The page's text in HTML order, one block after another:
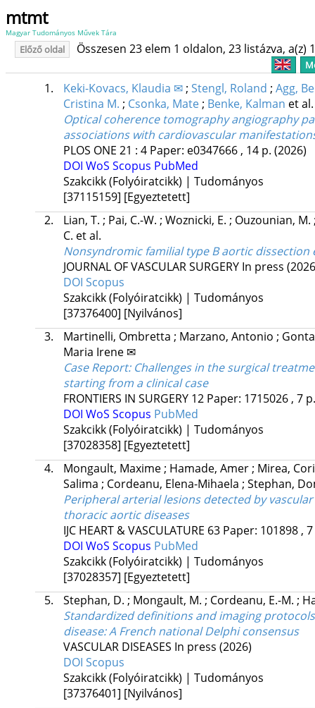
mtmt
Magyar Tudományos Művek Tára
Előző oldal Összesen 23 elem 1 oldalon, 23 listázva, a(z)
1. Keki-Kovacs, Klaudia ✉; Stengl, Roland ; Agg,
Cristina M. ; Csonka, Mate; Benke, Kalman et al.
Optical coherence tomography angiography
associations with cardiovascular
PLOS ONE 21 : 4 Paper: e0347666 , 14 p. (2026)
DOI WoS Scopus PubMed
Szakcikk (Folyóiratcikk) | Tudományos
[37115159] [Egyeztetett]
2.
Lian, T. ; Pai, C.-W. ; Woznicki, E. ; Ouzounian, M.
C. et al.
Nonsyndromic familial type B aortic
JOURNAL OF VASCULAR SURGERY In press
DOI Scopus
Szakcikk (Folyóiratcikk) | Tudományos
[37376400] [Nyilvános]
3.
Martinelli, Ombretta ; Marzano, Antonio ;
Maria Irene ✉
Case Report: Challenges in the surgical
starting from a clinical case
FRONTIERS IN SURGERY 12 Paper: 1715026 , 7
DOI WoS Scopus PubMed
Szakcikk (Folyóiratcikk) | Tudományos
[37028358] [Egyeztetett]
4.
Mongault, Maxime; Hamade, Amer; Mirea,
Salima ; Cordeanu, Elena-Mihaela ; Stephan,
Peripheral arterial lesions detected by
thoracic aortic diseases
IJC HEART & VASCULATURE 63 Paper: 101898 ,
DOI WoS Scopus PubMed
Szakcikk (Folyóiratcikk) | Tudományos
[37028357] [Egyeztetett]
5.
Stephan, D. ; Mongault, M. ; Cordeanu, E.-M. ;
Standardized definitions and imaging
disease: A French national Delphi consensus
VASCULAR DISEASES In press (2026)
DOI Scopus
Szakcikk (Folyóiratcikk) | Tudományos
[37376401] [Nyilvános]